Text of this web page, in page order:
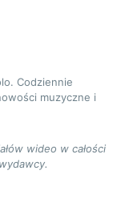
Codziennie
muzyczne i
wideo w całości